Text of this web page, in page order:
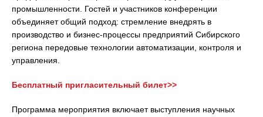
промышленности. Гостей и участников конференции
объединяет общий подход: стремление внедрять в
производство и бизнес-процессы предприятий Сибирского
региона передовые технологии автоматизации, контроля и
управления.
Бесплатный пригласительный билет>>
Программа мероприятия включает выступления научных